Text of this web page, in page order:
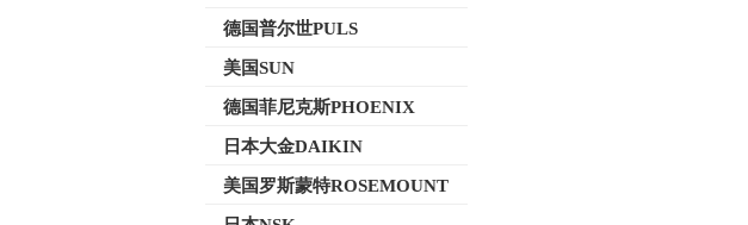
德国普尔世PULS
美国SUN
德国菲尼克斯PHOENIX
日本大金DAIKIN
美国罗斯蒙特ROSEMOUNT